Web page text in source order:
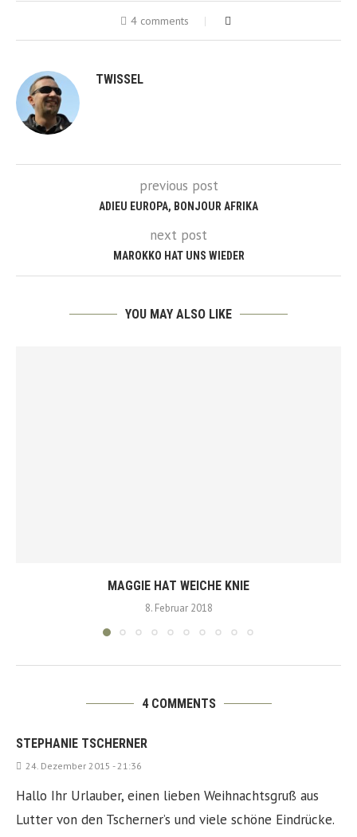
4 comments
TWISSEL
previous post
ADIEU EUROPA, BONJOUR AFRIKA
next post
MAROKKO HAT UNS WIEDER
YOU MAY ALSO LIKE
MAGGIE HAT WEICHE KNIE
8. Februar 2018
4 COMMENTS
STEPHANIE TSCHERNER
24. Dezember 2015 - 21:36
Hallo Ihr Urlauber, einen lieben Weihnachtsgruß aus
Lutter von den Tscherner’s und viele schöne Eindrücke.